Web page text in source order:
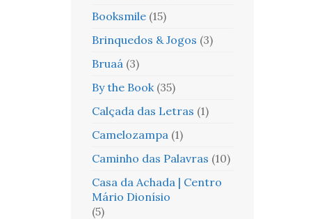
Booksmile (15)
Brinquedos & Jogos (3)
Bruaá (3)
By the Book (35)
Calçada das Letras (1)
Camelozampa (1)
Caminho das Palavras (10)
Casa da Achada | Centro
Mário Dionísio
(5)